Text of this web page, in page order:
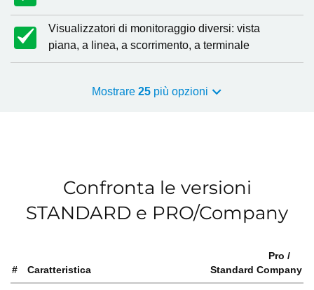
Visualizzatori di monitoraggio diversi: vista
piana, a linea, a scorrimento, a terminale
Mostrare 25 più opzioni
Confronta le versioni
STANDARD e PRO/Company
# Caratteristica Standard
Pro /
Company